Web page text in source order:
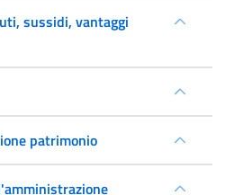
sussidi, vantaggi
patrimonio